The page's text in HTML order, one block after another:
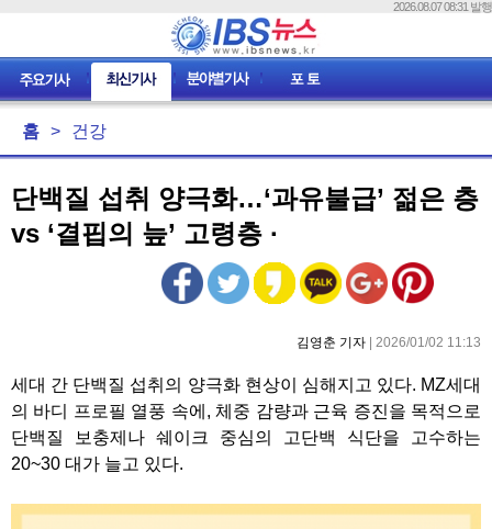
2026.08.07 08:31 발행
홈 > 건강
단백질 섭취 양극화…‘과유불급’ 젊은 층
vs ‘결핍의 늪’ 고령층 ·
김영춘 기자 | 2026/01/02 11:13
세대 간 단백질 섭취의 양극화 현상이 심해지고 있다. MZ세대
의 바디 프로필 열풍 속에, 체중 감량과 근육 증진을 목적으로
단백질 보충제나 쉐이크 중심의 고단백 식단을 고수하는
20~30 대가 늘고 있다.